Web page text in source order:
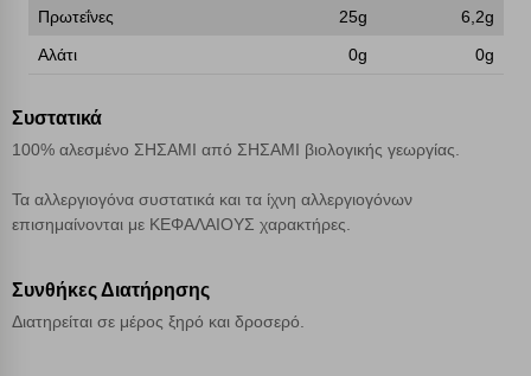
Πρωτεΐνες
25g
6,2g
Αλάτι
0g 0g
Συστατικά
100% αλεσμένο ΣΗΣΑΜΙ από ΣΗΣΑΜΙ βιολογικής γεωργίας.
Τα αλλεργιογόνα συστατικά και τα ίχνη αλλεργιογόνων
επισημαίνονται με ΚΕΦΑΛΑΙΟΥΣ χαρακτήρες.
Συνθήκες Διατήρησης
Διατηρείται σε μέρος ξηρό και δροσερό.